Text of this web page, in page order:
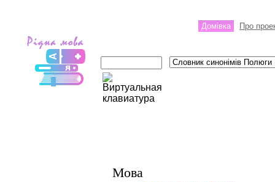
Домівка Про
Мова